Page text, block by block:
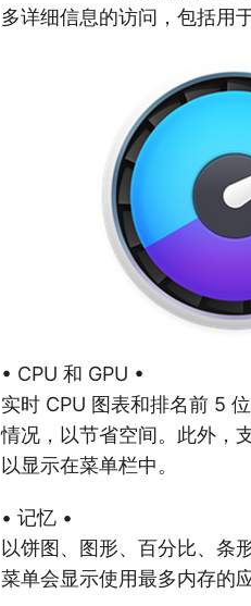
多详细信息的访问，包括用
• CPU 和 GPU •
实时 CPU 图表和排名前 5
情况，以节省空间。此外，
以显示在菜单栏中。
• 记忆 •
以饼图、图形、百分比、条
菜单会显示使用最多内存的